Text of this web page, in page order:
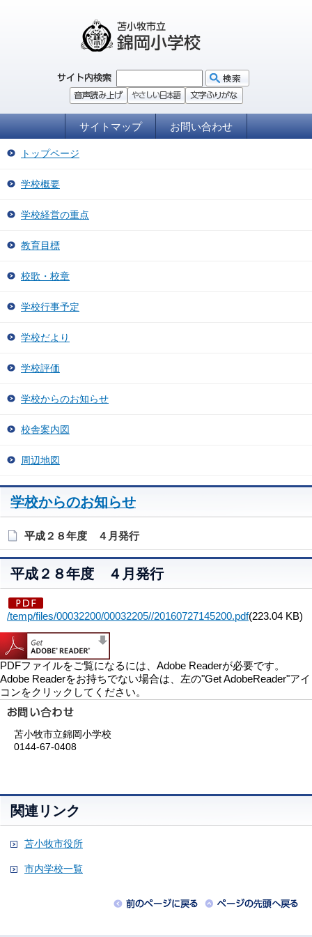
サイトマップ お問い合わせ
トップページ
学校概要
学校経営の重点
教育目標
校歌・校章
学校行事予定
学校だより
学校評価
学校からのお知らせ
校舎案内図
周辺地図
学校からのお知らせ
平成２８年度 ４月発行
平成２８年度 ４月発行
/temp/files/00032200/00032205//20160727145200.pdf(223.04 KB)
PDFファイルをご覧になるには、Adobe Readerが必要です。
Adobe Readerをお持ちでない場合は、左の"Get AdobeReader"アイ
コンをクリックしてください。
苫小牧市立錦岡小学校
0144-67-0408
関連リンク
苫小牧市役所
市内学校一覧